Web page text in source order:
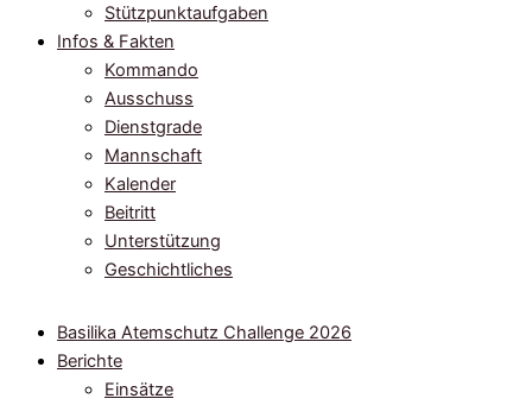
Stützpunktaufgaben
Infos & Fakten
Kommando
Ausschuss
Dienstgrade
Mannschaft
Kalender
Beitritt
Unterstützung
Geschichtliches
Basilika Atemschutz Challenge 2026
Berichte
Einsätze